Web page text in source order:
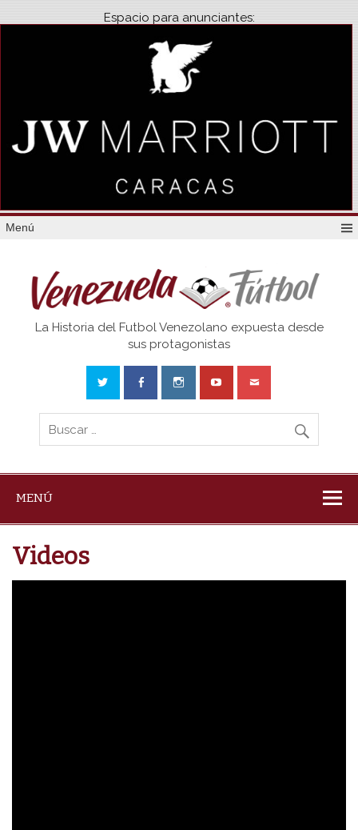
Espacio para anunciantes:
Menú
Venezuela
La Historia del Futbol Venezolano expuesta desde
sus protagonistas
MENÚ
Videos